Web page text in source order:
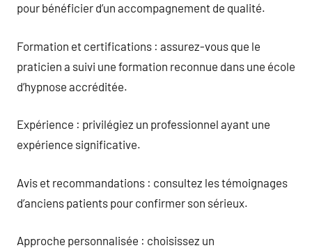
pour bénéficier d’un accompagnement de qualité.
Formation et certifications : assurez-vous que le
praticien a suivi une formation reconnue dans une école
d’hypnose accréditée.
Expérience : privilégiez un professionnel ayant une
expérience significative.
Avis et recommandations : consultez les témoignages
d’anciens patients pour confirmer son sérieux.
Approche personnalisée : choisissez un